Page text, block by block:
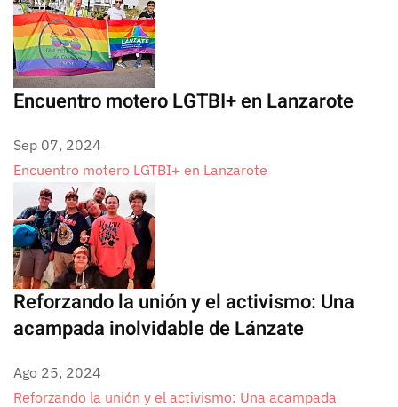
Encuentro motero LGTBI+ en Lanzarote
Sep 07, 2024
Encuentro motero LGTBI+ en Lanzarote
Reforzando la unión y el activismo: Una
acampada inolvidable de Lánzate
Ago 25, 2024
Reforzando la unión y el activismo: Una acampada